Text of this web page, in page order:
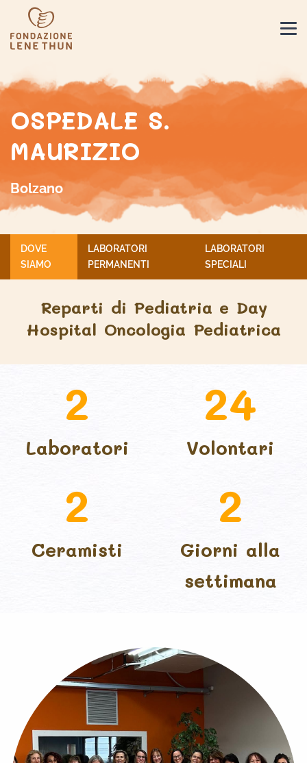
OSPEDALE S.
MAURIZIO
Bolzano
DOVE
SIAMO
LABORATORI
PERMANENTI
LABORATORI
SPECIALI
Reparti di Pediatria e Day
Hospital Oncologia Pediatrica
2
Laboratori
24
Volontari
2
Ceramisti
2
Giorni alla
settimana